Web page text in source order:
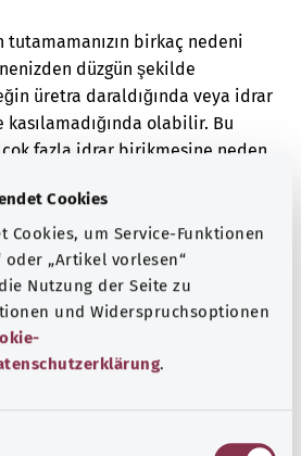
Cookies
Cookies, um Service-Funktionen
„Artikel vorlesen“
Nutzung der Seite zu
und Widerspruchsoptionen
.
tutamamanızın birkaç nedeni
düzgün şekilde
üretra daraldığında veya idrar
olabilir. Bu
fazla idrar birikmesine neden
dışarı akabilir.